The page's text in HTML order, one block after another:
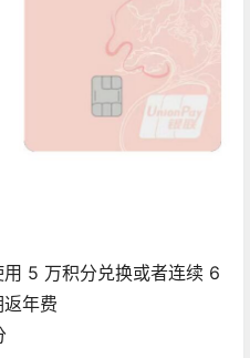
5 万积分兑换或者连续 6
年费